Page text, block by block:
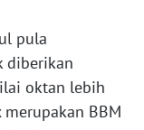
pula
diberikan
oktan lebih
BBM